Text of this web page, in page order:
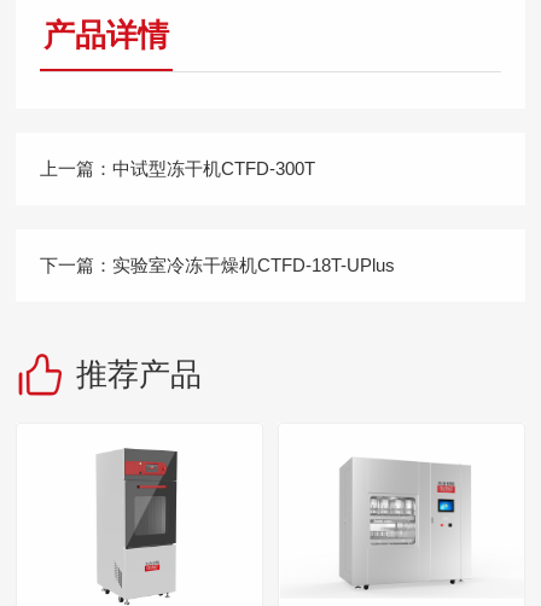
产品详情
上一篇：中试型冻干机CTFD-300T
下一篇： 实验室冷冻干燥机CTFD-18T-UPlus
推荐产品